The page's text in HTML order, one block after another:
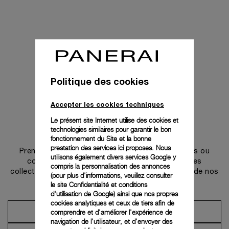
Prendre contact
Prenez rendez-vous dans l’une de nos boutiques ou
contactez notre conciergerie pour découvrir les
collections et bénéficier des conseils ou services de nos
ambassadeurs.
Prendre un rendez-vous
Politique des cookies
Accepter les cookies techniques
Le présent site Internet utilise des cookies et
technologies similaires pour garantir le bon
fonctionnement du Site et la bonne
prestation des services ici proposes. Nous
utilisons également divers services Google y
compris la personnalisation des annonces
(pour plus d'informations, veuillez consulter
le site Confidentialité et conditions
d'utilisation de Google) ainsi que nos propres
cookies analytiques et ceux de tiers afin de
comprendre et d'améliorer l'expérience de
navigation de l'utilisateur, et d'envoyer des